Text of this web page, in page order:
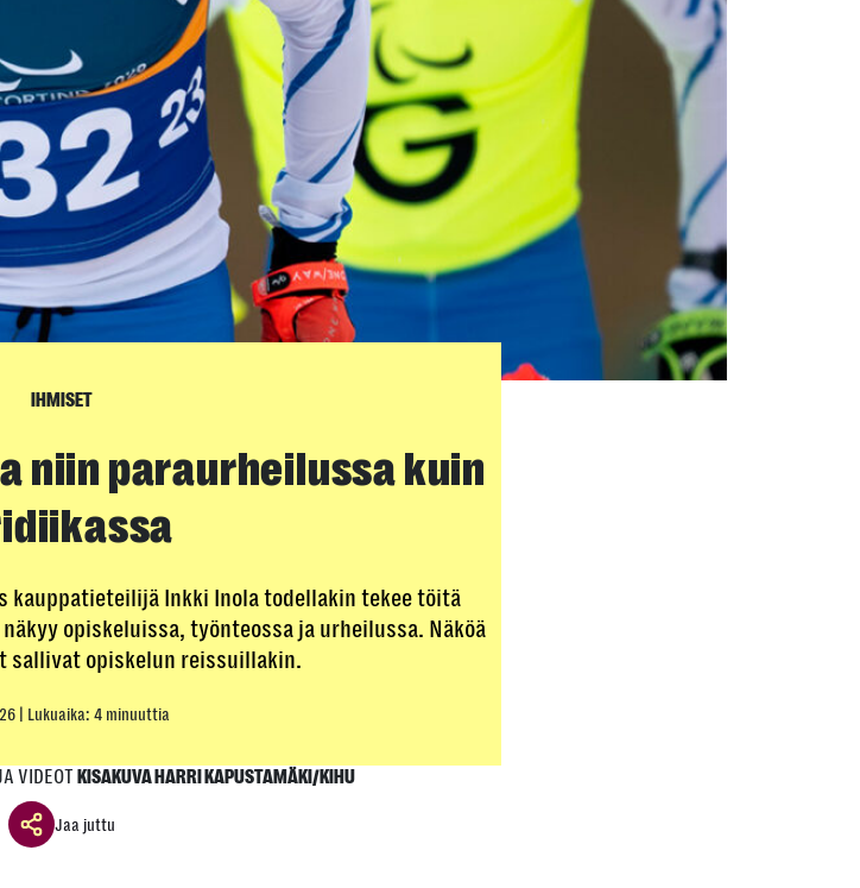
IHMISET
niin paraurheilussa kuin
kauppatieteilijä Inkki Inola todellakin tekee töitä
opiskeluissa, työnteossa ja urheilussa. Näköä
sallivat opiskelun reissuillakin.
| Lukuaika: 4 minuuttia
VIDEOT KISAKUVA HARRI KAPUSTAMÄKI/KIHU
Jaa juttu